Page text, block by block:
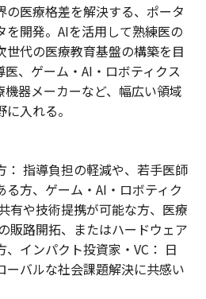
の医療格差を解決する、ポータ
を開発。AIを活用して熟練医の
世代の医療教育基盤の構築を目
、ゲーム・AI・ロボティクス
器メーカーなど、幅広い領域
入れる。
： 指導負担の軽減や、若手医師
方、ゲーム・AI・ロボティク
有や技術提携が可能な方、医療
販路開拓、またはハードウェア
インパクト投資家・VC： 日
ーバルな社会課題解決に共感い